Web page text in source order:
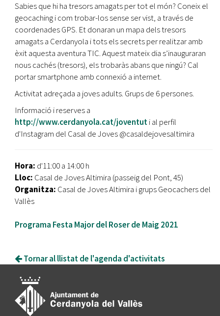
Sabies que hi ha tresors amagats per tot el món? Coneix el
geocaching i com trobar-los sense ser vist, a través de
coordenades GPS. Et donaran un mapa dels tresors
amagats a Cerdanyola i tots els secrets per realitzar amb
èxit aquesta aventura TIC. Aquest mateix dia s’inauguraran
nous cachés (tresors), els trobaràs abans que ningú? Cal
portar smartphone amb connexió a internet.
Activitat adreçada a joves adults. Grups de 6 persones.
Informació i reserves a
http://www.cerdanyola.cat/joventuti al perfil
d'Instagram del Casal de Joves @casaldejovesaltimira
Hora: d'11:00 a 14:00 h
Lloc: Casal de Joves Altimira (passeig del Pont, 45)
Organitza: Casal de Joves Altimira i grups Geocachers del
Vallès
Programa Festa Major del Roser de Maig 2021
Tornar al llistat de l'agenda d'activitats